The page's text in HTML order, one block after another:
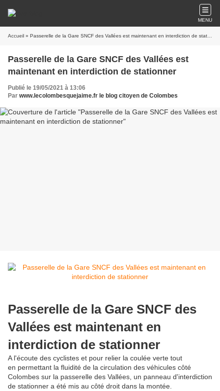
MENU
Accueil » Passerelle de la Gare SNCF des Vallées est maintenant en interdiction de stationner
Passerelle de la Gare SNCF des Vallées est
maintenant en interdiction de stationner
Publié le 19/05/2021 à 13:06
Par www.lecolombesquejaime.fr le blog citoyen de Colombes
Passerelle de la Gare SNCF des
Vallées est maintenant en
interdiction de stationner
A l'écoute des cyclistes et pour relier la coulée verte tout
en permettant la fluidité de la circulation des véhicules côté
Colombes sur la passerelle des Vallées, un panneau d'interdiction
de stationner a été mis au côté droit dans la montée.